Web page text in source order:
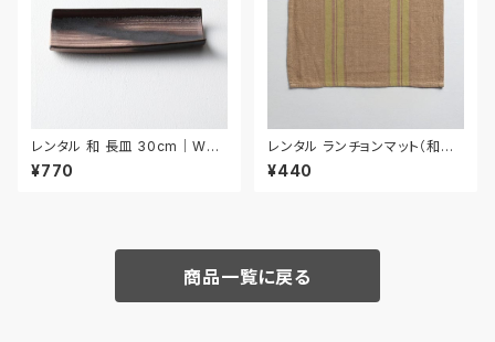
レンタル 和 長皿 30cm｜WNA
006
¥770
レンタル ランチョンマット（和風）
44.8cm｜MAW014
¥440
商品一覧に戻る